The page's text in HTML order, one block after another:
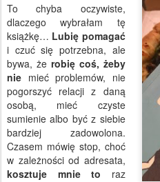
To chyba oczywiste,
dlaczego wybrałam tę
książkę… Lubię pomagać
i czuć się potrzebna, ale
bywa, że robię coś, żeby
nie mieć problemów, nie
pogorszyć relacji z daną
osobą, mieć czyste
sumienie albo być z siebie
bardziej zadowolona.
Czasem mówię stop, choć
w zależności od adresata,
kosztuje mnie to raz